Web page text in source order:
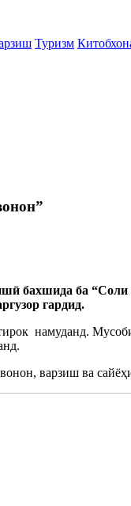
Туризм
бахшида ба
гардид.
намуданд.
варзиш ва